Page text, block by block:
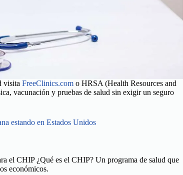
visita FreeClinics.com o HRSA (Health Resources and
vacunación y pruebas de salud sin exigir un seguro
estando en Estados Unidos
el CHIP ¿Qué es el CHIP? Un programa de salud que
económicos.